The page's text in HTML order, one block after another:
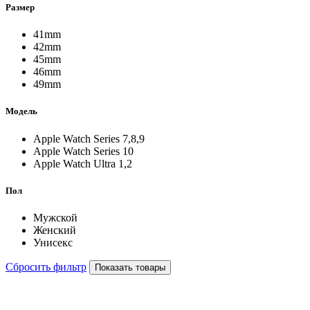
Размер
41mm
42mm
45mm
46mm
49mm
Модель
Apple Watch Series 7,8,9
Apple Watch Series 10
Apple Watch Ultra 1,2
Пол
Мужской
Женский
Унисекс
Сбросить фильтр Показать товары